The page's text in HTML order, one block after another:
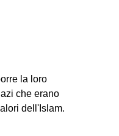
la loro
che erano
dell'Islam.